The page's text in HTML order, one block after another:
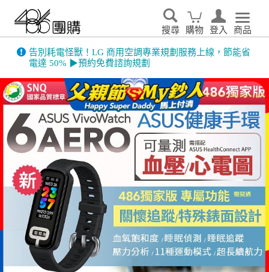
搜尋 購物 登入 商品
486門市展示機限量出清！享原廠保固 ➔ 超值優惠搶先看